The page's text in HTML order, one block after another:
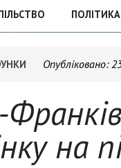
ПОЛІТИКА
Опубліковано:
на